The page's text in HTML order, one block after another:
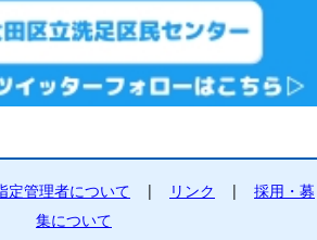
定管理者について | リンク | 採用・募
集について